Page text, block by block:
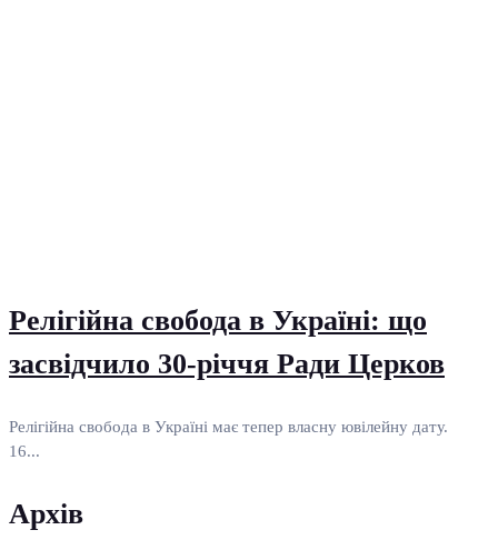
Релігійна свобода в Україні: що
засвідчило 30-річчя Ради Церков
Релігійна свобода в Україні має тепер власну ювілейну дату.
16...
Архів